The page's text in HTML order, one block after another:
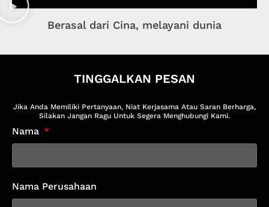
Berasal dari Cina, melayani dunia
TINGGALKAN PESAN
Jika Anda Memiliki Pertanyaan, Niat Kerjasama Atau Saran Berharga,
Silakan Jangan Ragu Untuk Segera Menghubungi Kami.
Nama
Nama Perusahaan